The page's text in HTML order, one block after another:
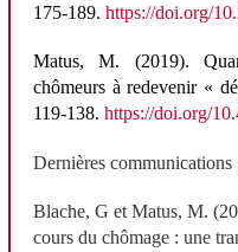
175-189. https://doi.org/
Matus, M. (2019).
chômeurs à redevenir «
119-138. https://doi.org/
Dernières communications
Blache, G et Matus, M.
cours du chômage : une